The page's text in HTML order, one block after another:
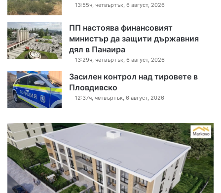
13:55ч, четвъртък, 6 август, 2026
ПП настоява финансовият
министър да защити държавния
дял в Панаира
13:29ч, четвъртък, 6 август, 2026
Засилен контрол над тировете в
Пловдивско
12:37ч, четвъртък, 6 август, 2026